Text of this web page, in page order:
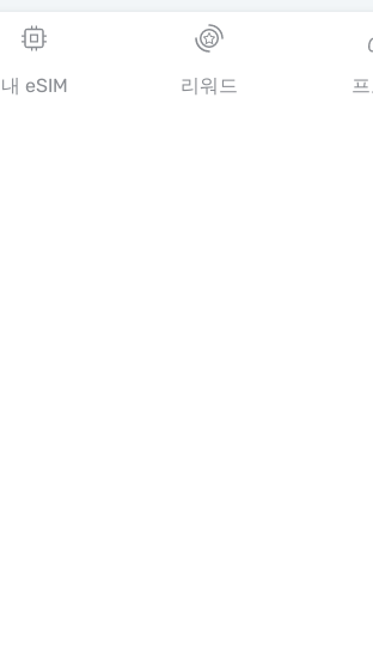
내 eSIM 리워드